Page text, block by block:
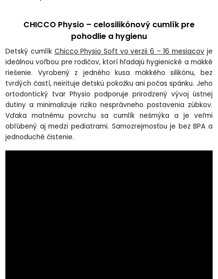
CHICCO Physio – celosilikónový cumlík pre
pohodlie a hygienu
Detský cumlík Chicco Physio Soft vo verzii 6 – 16 mesiacov je
ideálnou voľbou pre rodičov, ktorí hľadajú hygienické a mäkké
riešenie. Vyrobený z jedného kusa mäkkého silikónu, bez
tvrdých častí, neirituje detskú pokožku ani počas spánku. Jeho
ortodontický tvar Physio podporuje prirodzený vývoj ústnej
dutiny a minimalizuje riziko nesprávneho postavenia zúbkov.
Vďaka matnému povrchu sa cumlík nešmýka a je veľmi
obľúbený aj medzi pediatrami. Samozrejmosťou je bez BPA a
jednoduché čistenie.